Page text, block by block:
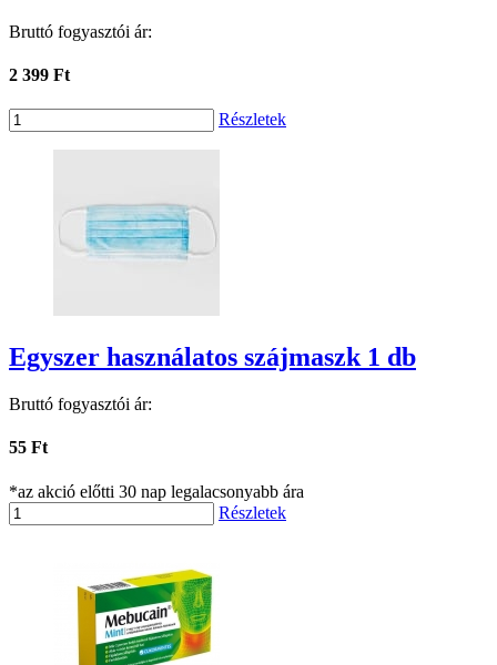
Bruttó fogyasztói ár:
2 399 Ft
Részletek
Egyszer használatos szájmaszk 1 db
Bruttó fogyasztói ár:
55 Ft
*az akció előtti 30 nap legalacsonyabb ára
Részletek